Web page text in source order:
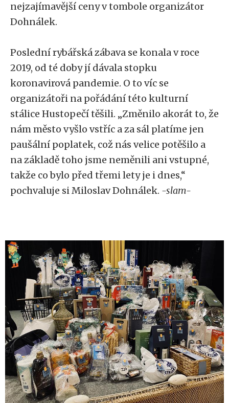
nejzajímavější ceny v tombole organizátor
Dohnálek.
Poslední rybářská zábava se konala v roce
2019, od té doby jí dávala stopku
koronavirová pandemie. O to víc se
organizátoři na pořádání této kulturní
stálice Hustopečí těšili. „Změnilo akorát to, že
nám město vyšlo vstříc a za sál platíme jen
paušální poplatek, což nás velice potěšilo a
na základě toho jsme neměnili ani vstupné,
takže co bylo před třemi lety je i dnes,“
pochvaluje si Miloslav Dohnálek. -slam-